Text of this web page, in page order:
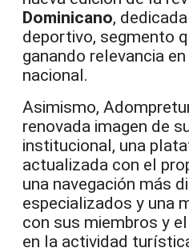
Dominicano,
deportivo, segmento
ganando relevancia
nacional.
Asimismo,
renovada imagen de
institucional, una
actualizada con el
una navegación más
especializados y una
con sus miembros y
en la actividad